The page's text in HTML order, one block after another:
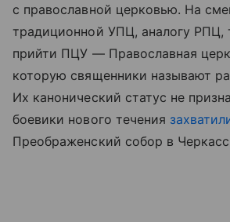
с православной церковью. На
традиционной УПЦ, аналогу РПЦ,
прийти ПЦУ — Православная
которую священники называют
Их канонический статус не
боевики нового течения
Преображенский собор в